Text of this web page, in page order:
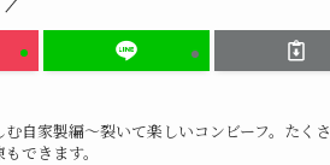
む自家製編～裂いて楽しいコンビーフ。たくさ
できます。